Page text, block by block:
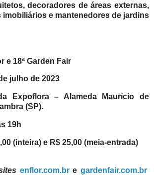
decoradores de áreas externas,
imobiliários e mantenedores de jardins
e 18ª Garden Fair
julho de 2023
Expoflora – Alameda Maurício de
(SP).
19h
(inteira) e R$ 25,00 (meia-entrada)
enflor.com.bregardenfair.com.br